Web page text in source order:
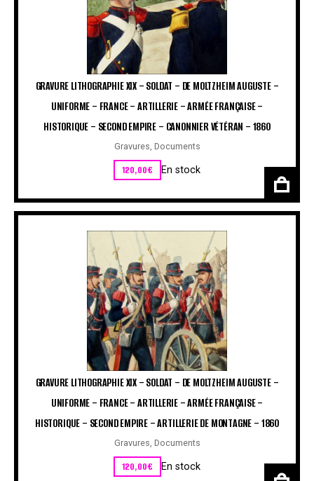
GRAVURE LITHOGRAPHIE XIX – SOLDAT – DE MOLTZHEIM AUGUSTE –
UNIFORME – FRANCE – ARTILLERIE – ARMÉE FRANÇAISE –
HISTORIQUE – SECOND EMPIRE – CANONNIER VÉTÉRAN – 1860
Gravures, Documents
120,00€ En stock
GRAVURE LITHOGRAPHIE XIX – SOLDAT – DE MOLTZHEIM AUGUSTE –
UNIFORME – FRANCE – ARTILLERIE – ARMÉE FRANÇAISE –
HISTORIQUE – SECOND EMPIRE – ARTILLERIE DE MONTAGNE – 1860
Gravures, Documents
120,00€ En stock